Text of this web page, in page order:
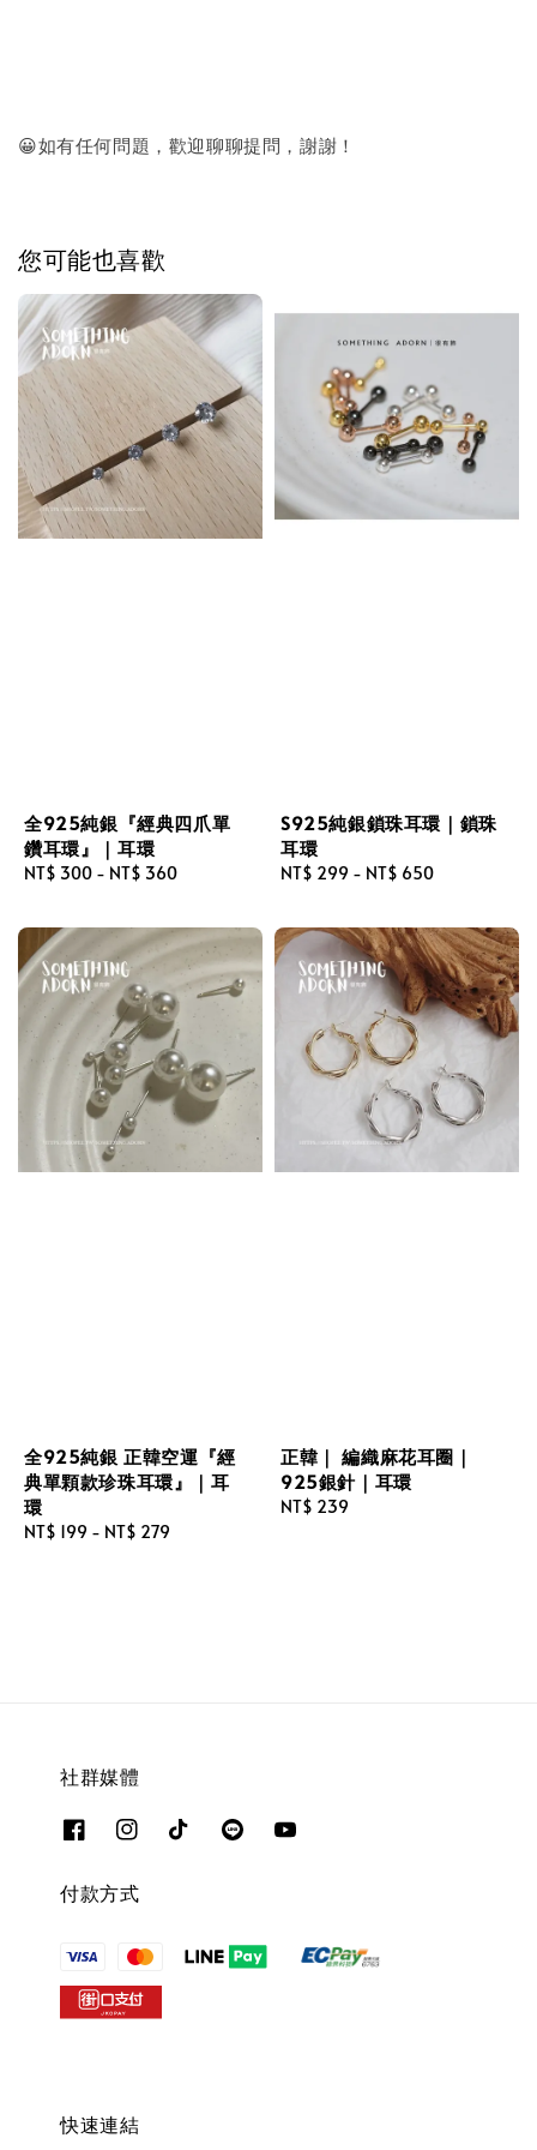
😀如有任何問題，歡迎聊聊提問，謝謝！
您可能也喜歡
全925純銀『經典四爪單
鑽耳環』｜耳環
Regular
NT$ 300 - NT$ 360
S925純銀鎖珠耳環｜鎖珠
耳環
Regular
NT$ 299 - NT$ 650
全925純銀 正韓空運『經
典單顆款珍珠耳環』｜耳
環
Regular
NT$ 199 - NT$ 279
正韓｜ 編織麻花耳圈｜
925銀針｜耳環
Regular
NT$ 239
社群媒體
付款方式
快速連結